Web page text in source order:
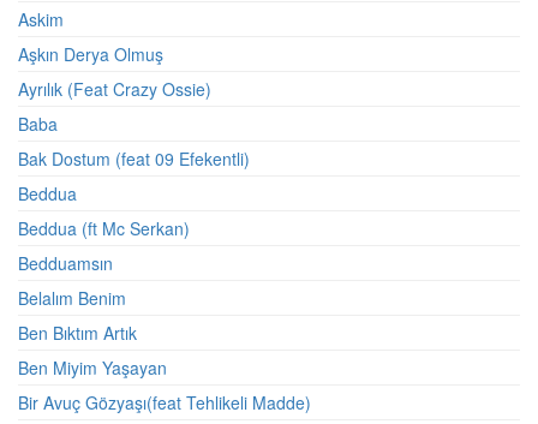
Askim
Aşkın Derya Olmuş
Ayrılık (Feat Crazy Ossie)
Baba
Bak Dostum (feat 09 Efekentli)
Beddua
Beddua (ft Mc Serkan)
Bedduamsın
Belalım Benim
Ben Bıktım Artık
Ben Miyim Yaşayan
Bir Avuç Gözyaşı(feat Tehlikeli Madde)